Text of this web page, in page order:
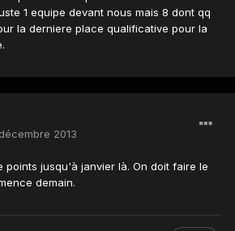
1 equipe devant nous mais 8 dont qq
la derniere place qualificative pour la
2013
points jusqu'à janvier là. On doit faire le
demain.